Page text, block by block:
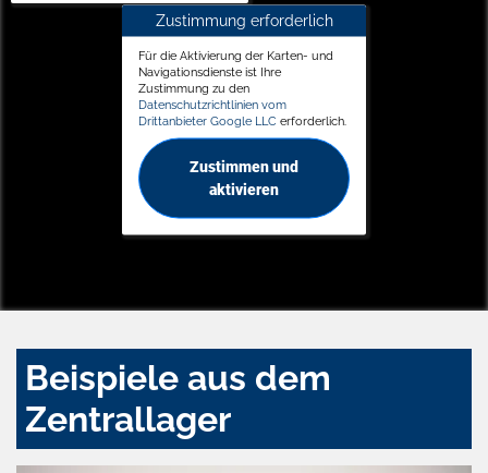
Zustimmung erforderlich
Für die Aktivierung der Karten- und
Navigationsdienste ist Ihre
Zustimmung zu den
Datenschutzrichtlinien vom
Drittanbieter Google LLC erforderlich.
Zustimmen und
aktivieren
Beispiele aus dem
Zentrallager